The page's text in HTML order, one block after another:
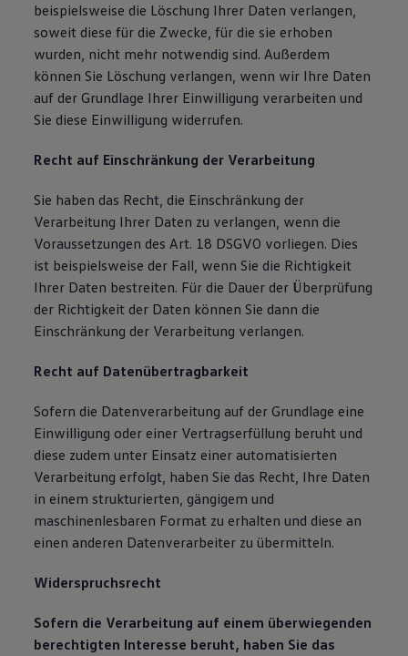
beispielsweise die Löschung Ihrer Daten verlangen,
soweit diese für die Zwecke, für die sie erhoben
wurden, nicht mehr notwendig sind. Außerdem
können Sie Löschung verlangen, wenn wir Ihre Daten
auf der Grundlage Ihrer Einwilligung verarbeiten und
Sie diese Einwilligung widerrufen.
Recht auf Einschränkung der Verarbeitung
Sie haben das Recht, die Einschränkung der
Verarbeitung Ihrer Daten zu verlangen, wenn die
Voraussetzungen des Art. 18 DSGVO vorliegen. Dies
ist beispielsweise der Fall, wenn Sie die Richtigkeit
Ihrer Daten bestreiten. Für die Dauer der Überprüfung
der Richtigkeit der Daten können Sie dann die
Einschränkung der Verarbeitung verlangen.
Recht auf Datenübertragbarkeit
Sofern die Datenverarbeitung auf der Grundlage eine
Einwilligung oder einer Vertragserfüllung beruht und
diese zudem unter Einsatz einer automatisierten
Verarbeitung erfolgt, haben Sie das Recht, Ihre Daten
in einem strukturierten, gängigem und
maschinenlesbaren Format zu erhalten und diese an
einen anderen Datenverarbeiter zu übermitteln.
Widerspruchsrecht
Sofern die Verarbeitung auf einem überwiegenden
berechtigten Interesse beruht, haben Sie das